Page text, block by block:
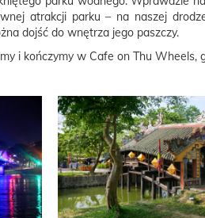
atrakcji parku – na naszej
dojść do wnętrza jego paszczy.
i kończymy w Cafe on Thu Wheels,